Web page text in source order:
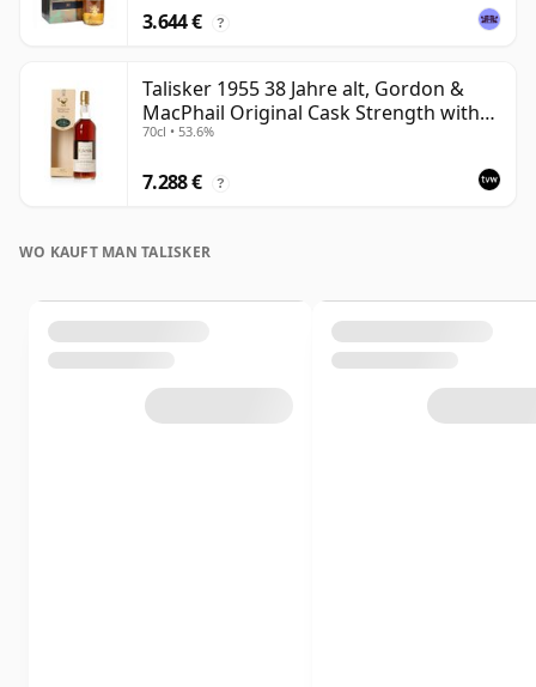
3.644 € ?
Talisker 1955 38 Jahre alt, Gordon &
MacPhail Original Cask Strength with
Box
70cl • 53.6%
7.288 € ?
WO KAUFT MAN TALISKER